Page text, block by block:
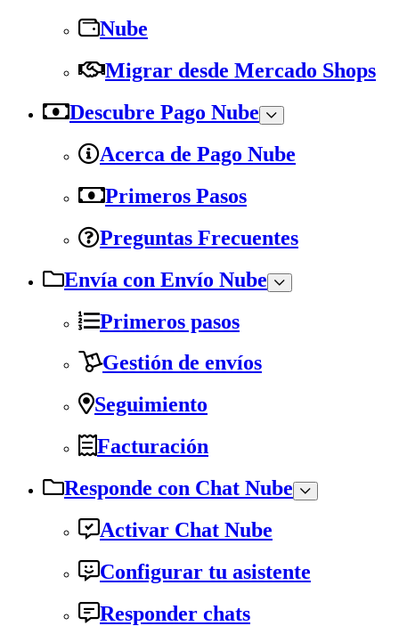
Nube
Migrar desde Mercado Shops
Descubre Pago Nube
Acerca de Pago Nube
Primeros Pasos
Preguntas Frecuentes
Envía con Envío Nube
Primeros pasos
Gestión de envíos
Seguimiento
Facturación
Responde con Chat Nube
Activar Chat Nube
Configurar tu asistente
Responder chats